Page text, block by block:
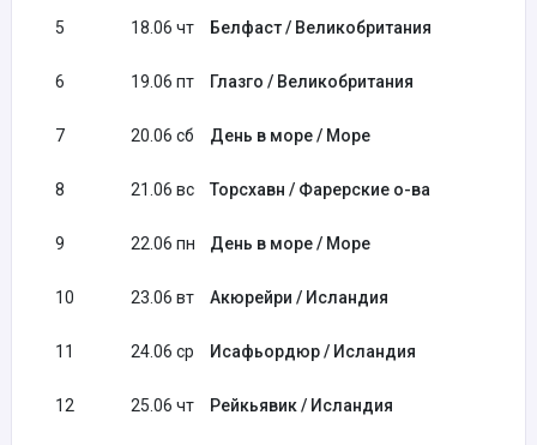
5 18.06 чт Белфаст / Великобритания
6 19.06 пт Глазго / Великобритания
7 20.06 сб День в море / Море
8 21.06 вс Торсхавн / Фарерские о-ва
9 22.06 пн День в море / Море
10 23.06 вт Акюрейри / Исландия
11 24.06 ср Исафьордюр / Исландия
12 25.06 чт Рейкьявик / Исландия